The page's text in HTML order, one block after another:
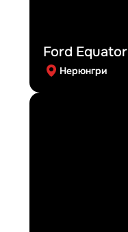
Ford Equator
Нерюнгри